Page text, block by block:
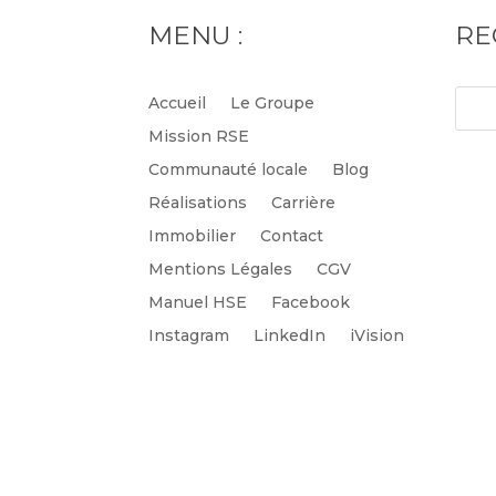
MENU :
Accueil
Le Groupe
Mission RSE
Communauté locale
Blog
Réalisations
Carrière
Immobilier
Contact
Mentions Légales
CGV
Manuel HSE
Facebook
Instagram
LinkedIn iVision